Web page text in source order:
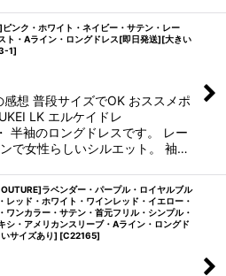
ンク・ホワイト・ネイビー・サテン・レー
ト・Aライン・ロングドレス[即日発送][大きい
1]
感想 普段サイズでOK おススメポ
LK エルケイドレ
半袖のロングドレスです。 レー
で女性らしいシルエット。 袖…
ラベンダー・パープル・ロイヤルブル
レッド・ホワイト・ワインレッド・イエロー・
ワンカラー・サテン・首元フリル・シンプル・
シ・アメリカンスリーブ・Aライン・ロングド
サイズあり] [C22165]